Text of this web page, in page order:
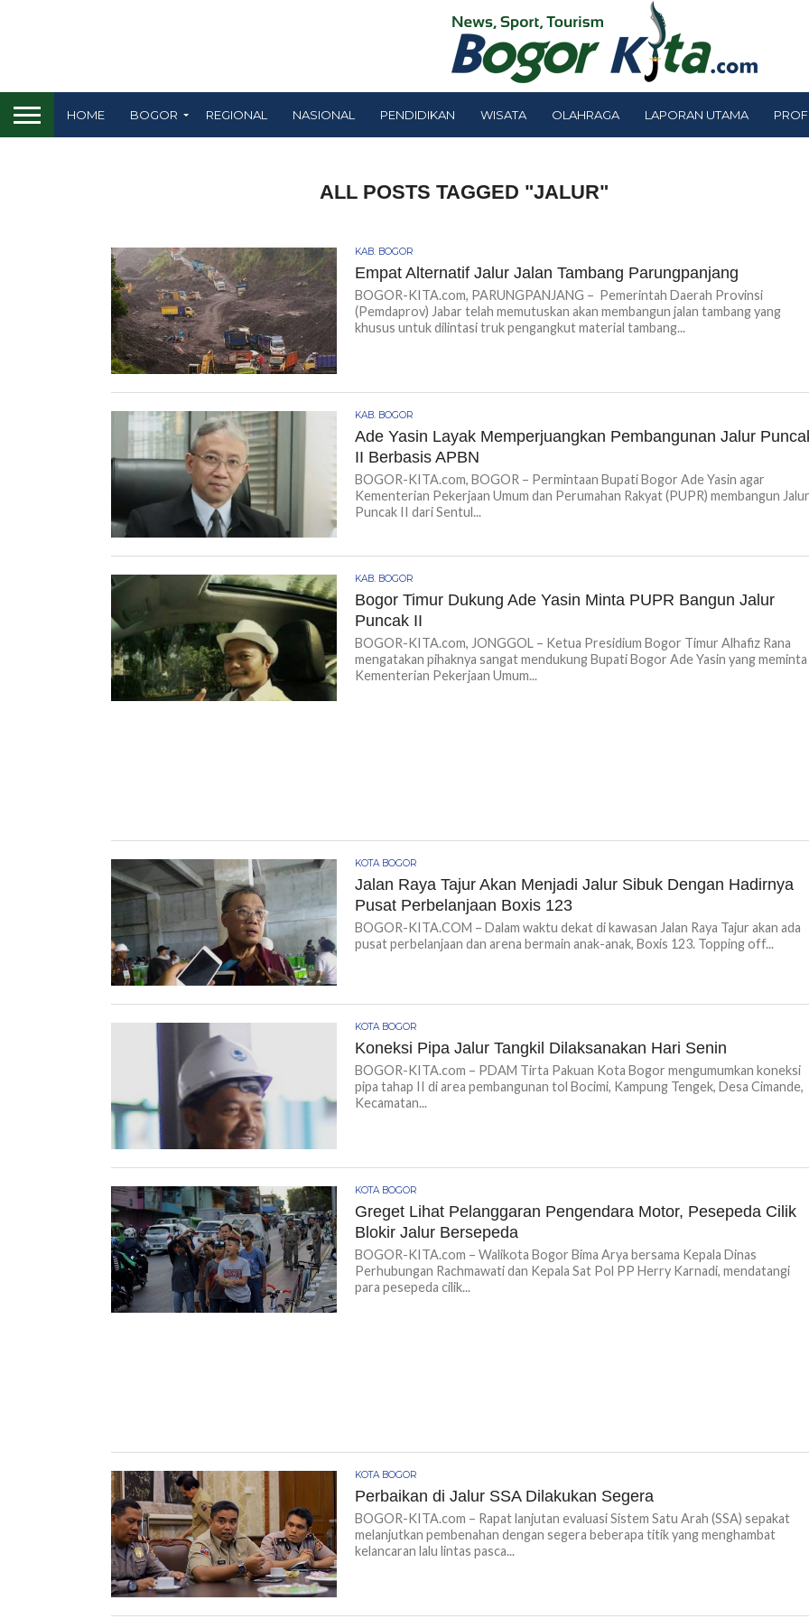
HOME BOGOR REGIONAL NASIONAL PENDIDIKAN WISATA OLAHRAGA LAPORAN UTAMA
ALL POSTS TAGGED "JALUR"
KAB. BOGOR
Empat Alternatif Jalur Jalan Tambang Parungpanjang
BOGOR-KITA.com, PARUNGPANJANG – Pemerintah Daerah Provinsi
(Pemdaprov) Jabar telah memutuskan akan membangun jalan tambang yang
khusus untuk dilintasi truk pengangkut material tambang...
KAB. BOGOR
Ade Yasin Layak Memperjuangkan Pembangunan Jalur
II Berbasis APBN
BOGOR-KITA.com, BOGOR – Permintaan Bupati Bogor Ade Yasin agar
Kementerian Pekerjaan Umum dan Perumahan Rakyat (PUPR) membangun
Puncak II dari Sentul...
KAB. BOGOR
Bogor Timur Dukung Ade Yasin Minta PUPR Bangun Jalur
Puncak II
BOGOR-KITA.com, JONGGOL – Ketua Presidium Bogor Timur Alhafiz Rana
mengatakan pihaknya sangat mendukung Bupati Bogor Ade Yasin yang meminta
Kementerian Pekerjaan Umum...
KOTA BOGOR
Jalan Raya Tajur Akan Menjadi Jalur Sibuk Dengan Hadirnya
Pusat Perbelanjaan Boxis 123
BOGOR-KITA.COM – Dalam waktu dekat di kawasan Jalan Raya Tajur akan ada
pusat perbelanjaan dan arena bermain anak-anak, Boxis 123. Topping off...
KOTA BOGOR
Koneksi Pipa Jalur Tangkil Dilaksanakan Hari Senin
BOGOR-KITA.com – PDAM Tirta Pakuan Kota Bogor mengumumkan koneksi
pipa tahap II di area pembangunan tol Bocimi, Kampung Tengek, Desa Cimande,
Kecamatan...
KOTA BOGOR
Greget Lihat Pelanggaran Pengendara Motor, Pesepeda Cilik
Blokir Jalur Bersepeda
BOGOR-KITA.com – Walikota Bogor Bima Arya bersama Kepala Dinas
Perhubungan Rachmawati dan Kepala Sat Pol PP Herry Karnadi, mendatangi
para pesepeda cilik...
KOTA BOGOR
Perbaikan di Jalur SSA Dilakukan Segera
BOGOR-KITA.com – Rapat lanjutan evaluasi Sistem Satu Arah (SSA) sepakat
melanjutkan pembenahan dengan segera beberapa titik yang menghambat
kelancaran lalu lintas pasca...